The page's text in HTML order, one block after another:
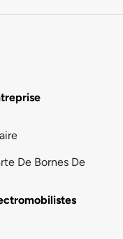
De Bornes De